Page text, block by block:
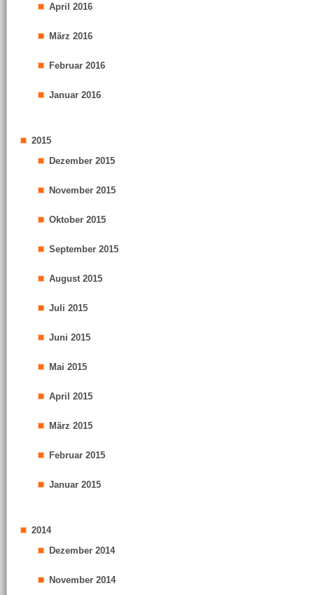
April 2016
März 2016
Februar 2016
Januar 2016
2015
Dezember 2015
November 2015
Oktober 2015
September 2015
August 2015
Juli 2015
Juni 2015
Mai 2015
April 2015
März 2015
Februar 2015
Januar 2015
2014
Dezember 2014
November 2014